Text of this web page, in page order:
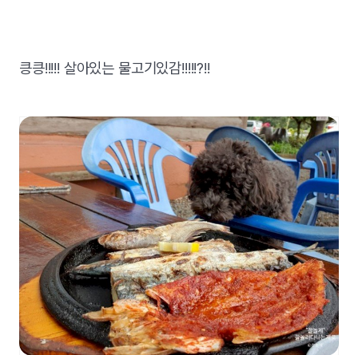
킁킁!!!!! 살아있는 물고기있감!!!!!?!!